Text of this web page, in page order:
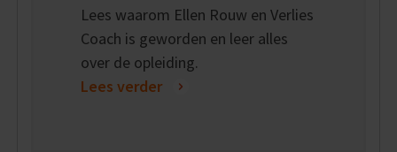
Lees waarom Ellen Rouw en Verlies
Coach is geworden en leer alles
over de opleiding.
Lees verder